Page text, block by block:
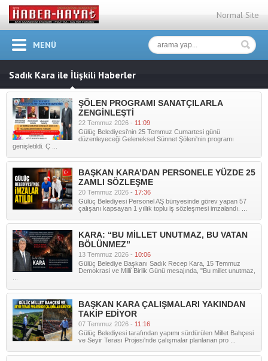
Normal Site
MENÜ
Sadık Kara ile İlişkili Haberler
ŞÖLEN PROGRAMI SANATÇILARLA
ZENGİNLEŞTİ
22 Temmuz 2026 - 11:09
Gülüç Belediyesi'nin 25 Temmuz Cumartesi günü
düzenleyeceği Geleneksel Sünnet Şöleni'nin programı
genişletildi. Ç ...
BAŞKAN KARA’DAN PERSONELE YÜZDE 25
ZAMLI SÖZLEŞME
20 Temmuz 2026 - 17:36
Gülüç Belediyesi Personel AŞ bünyesinde görev yapan 57
çalışanı kapsayan 1 yıllık toplu iş sözleşmesi imzalandı. ...
KARA: “BU MİLLET UNUTMAZ, BU VATAN
BÖLÜNMEZ”
13 Temmuz 2026 - 10:06
Gülüç Belediye Başkanı Sadık Recep Kara, 15 Temmuz
Demokrasi ve Millî Birlik Günü mesajında, "Bu millet unutmaz,
BAŞKAN KARA ÇALIŞMALARI YAKINDAN
TAKİP EDİYOR
07 Temmuz 2026 - 11:16
Gülüç Belediyesi tarafından yapımı sürdürülen Millet Bahçesi
ve Seyir Terası Projesi'nde çalışmalar planlanan pro ...